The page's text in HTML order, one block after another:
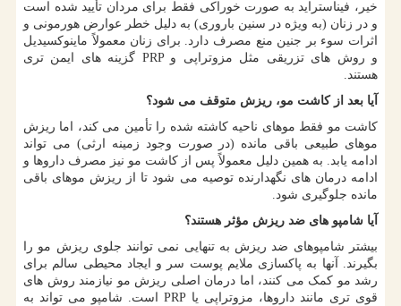
خیر، فیناستراید به صورت خوراکی فقط برای مردان تأیید شده است
و در زنان (به ویژه در سنین باروری) به دلیل خطر عوارض هورمونی و
اثرات سوء بر جنین منع مصرف دارد. برای زنان معمولاً ماینوکسیدیل
و روش های تزریقی مثل مزوتراپی و PRP گزینه های ایمن تری
هستند.
آیا بعد از کاشت مو، ریزش متوقف می شود؟
کاشت مو فقط موهای ناحیه کاشته شده را تأمین می کند، اما ریزش
موهای طبیعی باقی مانده (در صورت وجود زمینه ارثی) می تواند
ادامه یابد. به همین دلیل معمولاً پس از کاشت مو نیز مصرف داروها و
ادامه درمان های نگهدارنده توصیه می شود تا از ریزش موهای باقی
مانده جلوگیری شود.
آیا شامپو های ضد ریزش مؤثر هستند؟
بیشتر شامپوهای ضد ریزش به تنهایی نمی توانند جلوی ریزش مو را
بگیرند. آنها به پاکسازی ملایم پوست سر و ایجاد محیطی سالم برای
رشد مو کمک می کنند، اما درمان اصلی ریزش مو نیازمند روش های
قوی تری مانند داروها، مزوتراپی یا PRP است. شامپو می تواند به